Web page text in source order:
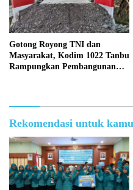
Gotong Royong TNI dan
Masyarakat, Kodim 1022 Tanbu
Rampungkan Pembangunan
Rekomendasi untuk kamu